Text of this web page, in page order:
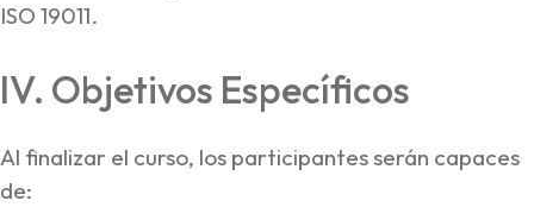
ISO 19011.
IV. Objetivos Específicos
Al finalizar el curso, los participantes serán capaces
de: